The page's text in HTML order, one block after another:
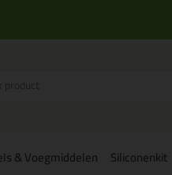
& Voegmiddelen Siliconenkit